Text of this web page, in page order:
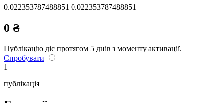
0.022353787488851 0.022353787488851
0 ₴
Публікацію діє протягом 5 днів з моменту активації.
Спробувати
1
публікація